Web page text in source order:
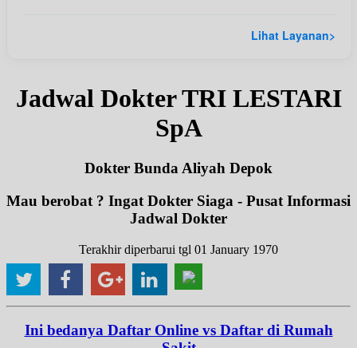
Lihat Layanan>
Jadwal Dokter TRI LESTARI
SpA
Dokter Bunda Aliyah Depok
Mau berobat ? Ingat Dokter Siaga - Pusat Informasi
Jadwal Dokter
Terakhir diperbarui tgl 01 January 1970
Ini bedanya Daftar Online vs Daftar di Rumah